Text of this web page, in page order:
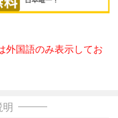
外国語のみ表示してお
明